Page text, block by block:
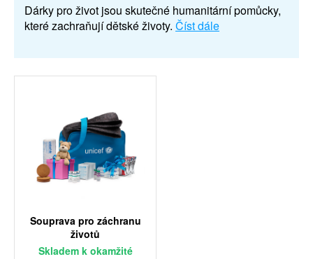
Dárky pro život jsou skutečné humanitární pomůcky,
které zachraňují dětské životy. Číst dále
Souprava pro záchranu
životů
Skladem k okamžité